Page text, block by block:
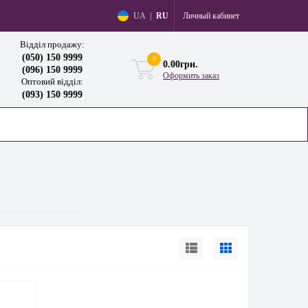
UA RU Личный кабинет
Відділ продажу:
(050) 150 9999
(096) 150 9999
Оптовий відділ:
(093) 150 9999
0
0.00грн.
Оформить заказ